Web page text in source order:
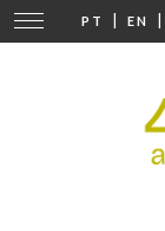
PT | EN |
Modifier
la